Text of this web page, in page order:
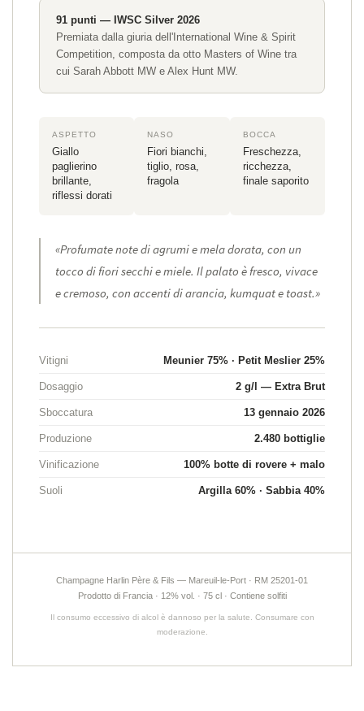
Lang
HOME
BIOLOGICA E DIVERSITÀ
CHAMPAGNE
91 punti — IWSC Silver 2026
Premiata dalla giuria dell'International Wine & Spirit
Competition, composta da otto Masters of Wine tra
cui Sarah Abbott MW e Alex Hunt MW.
ASPETTO
Giallo
paglierino
brillante,
riflessi dorati
NASO
Fiori bianchi,
tiglio, rosa,
fragola
BOCCA
Freschezza,
ricchezza,
finale saporito
«Profumate note di agrumi e mela dorata, con un
tocco di fiori secchi e miele. Il palato è fresco, vivace
e cremoso, con accenti di arancia, kumquat e toast.»
Vitigni Meunier 75% · Petit Meslier 25%
Dosaggio 2 g/l — Extra Brut
Sboccatura 13 gennaio 2026
Produzione 2.480 bottiglie
Vinificazione 100% botte di rovere + malo
Suoli Argilla 60% · Sabbia 40%
Champagne Harlin Père & Fils — Mareuil-le-Port · RM 25201-01
Prodotto di Francia · 12% vol. · 75 cl · Contiene solfiti
Il consumo eccessivo di alcol è dannoso per la salute. Consumare con
moderazione.